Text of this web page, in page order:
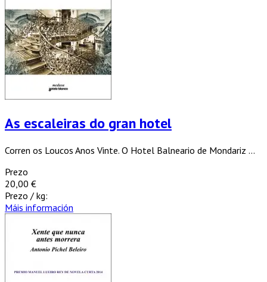
As escaleiras do gran hotel
Corren os Loucos Anos Vinte. O Hotel Balneario de Mondariz ...
Prezo
20,00 €
Prezo / kg:
Máis información